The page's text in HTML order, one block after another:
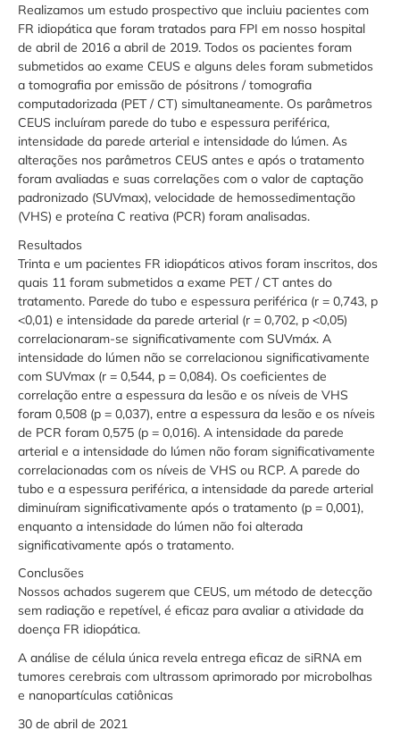
Realizamos um estudo prospectivo que incluiu pacientes com
FR idiopática que foram tratados para FPI em nosso hospital
de abril de 2016 a abril de 2019. Todos os pacientes foram
submetidos ao exame CEUS e alguns deles foram submetidos
a tomografia por emissão de pósitrons / tomografia
computadorizada (PET / CT) simultaneamente. Os parâmetros
CEUS incluíram parede do tubo e espessura periférica,
intensidade da parede arterial e intensidade do lúmen. As
alterações nos parâmetros CEUS antes e após o tratamento
foram avaliadas e suas correlações com o valor de captação
padronizado (SUVmax), velocidade de hemossedimentação
(VHS) e proteína C reativa (PCR) foram analisadas.
Resultados
Trinta e um pacientes FR idiopáticos ativos foram inscritos, dos
quais 11 foram submetidos a exame PET / CT antes do
tratamento. Parede do tubo e espessura periférica (r = 0,743, p
<0,01) e intensidade da parede arterial (r = 0,702, p <0,05)
correlacionaram-se significativamente com SUVmáx. A
intensidade do lúmen não se correlacionou significativamente
com SUVmax (r = 0,544, p = 0,084). Os coeficientes de
correlação entre a espessura da lesão e os níveis de VHS
foram 0,508 (p = 0,037), entre a espessura da lesão e os níveis
de PCR foram 0,575 (p = 0,016). A intensidade da parede
arterial e a intensidade do lúmen não foram significativamente
correlacionadas com os níveis de VHS ou RCP. A parede do
tubo e a espessura periférica, a intensidade da parede arterial
diminuíram significativamente após o tratamento (p = 0,001),
enquanto a intensidade do lúmen não foi alterada
significativamente após o tratamento.
Conclusões
Nossos achados sugerem que CEUS, um método de detecção
sem radiação e repetível, é eficaz para avaliar a atividade da
doença FR idiopática.
A análise de célula única revela entrega eficaz de siRNA em
tumores cerebrais com ultrassom aprimorado por microbolhas
e nanopartículas catiônicas
30 de abril de 2021